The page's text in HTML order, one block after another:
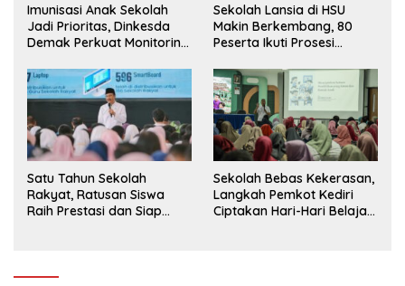
Imunisasi Anak Sekolah
Jadi Prioritas, Dinkesda
Demak Perkuat Monitoring
Sekolah Lansia di HSU
Makin Berkembang, 80
Peserta Ikuti Prosesi
Satu Tahun Sekolah
Rakyat, Ratusan Siswa
Raih Prestasi dan Siap
Sekolah Bebas Kekerasan,
Langkah Pemkot Kediri
Ciptakan Hari-Hari Belajar